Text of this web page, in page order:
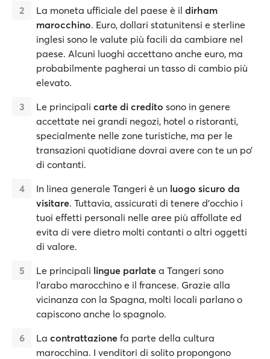
La moneta ufficiale del paese è il dirham
marocchino. Euro, dollari statunitensi e sterline
inglesi sono le valute più facili da cambiare nel
paese. Alcuni luoghi accettano anche euro, ma
probabilmente pagherai un tasso di cambio più
elevato.
Le principali carte di credito sono in genere
accettate nei grandi negozi, hotel o ristoranti,
specialmente nelle zone turistiche, ma per le
transazioni quotidiane dovrai avere con te un po’
di contanti.
In linea generale Tangeri è un luogo sicuro da
visitare. Tuttavia, assicurati di tenere d'occhio i
tuoi effetti personali nelle aree più affollate ed
evita di vere dietro molti contanti o altri oggetti
di valore.
Le principali lingue parlate a Tangeri sono
l'arabo marocchino e il francese. Grazie alla
vicinanza con la Spagna, molti locali parlano o
capiscono anche lo spagnolo.
La contrattazione fa parte della cultura
marocchina. I venditori di solito propongono